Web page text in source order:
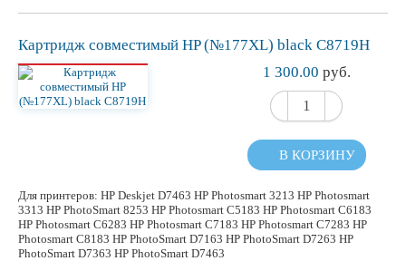
Картридж совместимый HP (№177XL) black C8719H
1 300.00 руб.
В КОРЗИНУ
Для принтеров: HP Deskjet D7463 HP Photosmart 3213 HP Photosmart
3313 HP PhotoSmart 8253 HP Photosmart C5183 HP Photosmart C6183
HP Photosmart C6283 HP Photosmart C7183 HP Photosmart C7283 HP
Photosmart C8183 HP PhotoSmart D7163 HP PhotoSmart D7263 HP
PhotoSmart D7363 HP PhotoSmart D7463